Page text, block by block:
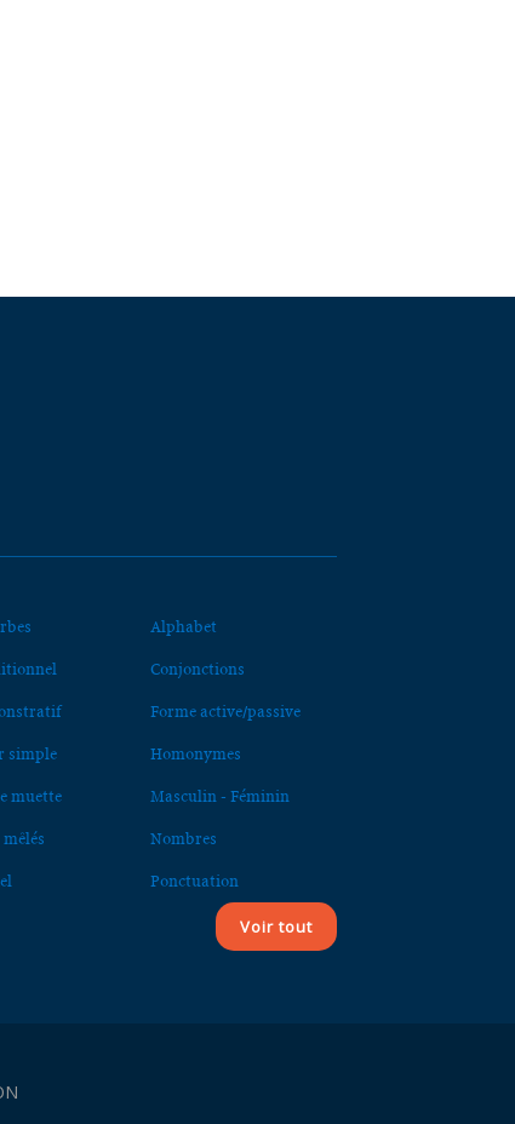
Alphabet
Conjonctions
Forme active/passive
simple Homonymes
muette Masculin - Féminin
Nombres
Ponctuation
Voir tout